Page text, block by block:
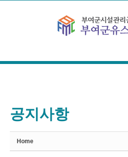
공지사항
Home